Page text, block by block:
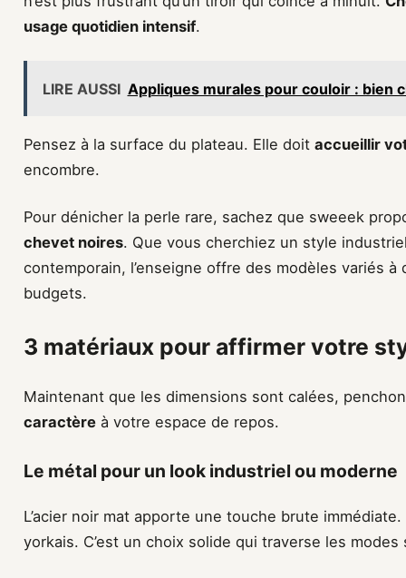
usage quotidien intensif.
LIRE AUSSI Appliques murales pour couloir : bien
Pensez à la surface du plateau. Elle doit accueillir
encombre.
Pour dénicher la perle rare, sachez que sweeek
chevet noires. Que vous cherchiez un style
contemporain, l’enseigne offre des modèles variés
budgets.
3 matériaux pour affirmer votre
Maintenant que les dimensions sont calées,
caractère à votre espace de repos.
Le métal pour un look industriel ou moderne
L’acier noir mat apporte une touche brute
yorkais. C’est un choix solide qui traverse les